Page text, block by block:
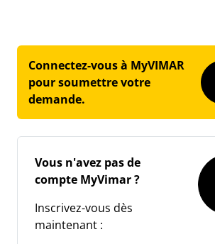
Connectez-vous à MyVIMAR
pour soumettre votre
demande.
Vous n'avez pas de
compte MyVimar ?
Inscrivez-vous dès
maintenant :